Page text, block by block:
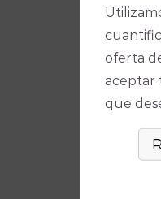
oferta
aceptar
que